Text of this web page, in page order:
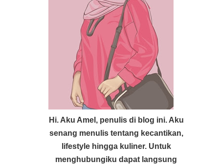
Hi. Aku Amel, penulis di blog ini. Aku
senang menulis tentang kecantikan,
lifestyle hingga kuliner. Untuk
menghubungiku dapat langsung